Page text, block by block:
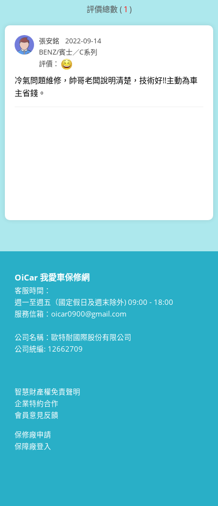
評價總數 ( 1 )
張安銘
2022-09-14
BENZ/賓士／C系列
冷氣問題維修，帥哥老闆說明清楚，技術好!!主動為車
主省錢。
OiCar 我愛車保修網
客服時間：
週一至週五（國定假日及週末除外) 09:00 - 18:00
服務信箱：oicar0900@gmail.com
公司名稱：歐特耐國際股份有限公司
公司統編: 12662709
智慧財產權免責聲明
企業特約合作
會員意見反饋
保修廠申請
保障廠登入